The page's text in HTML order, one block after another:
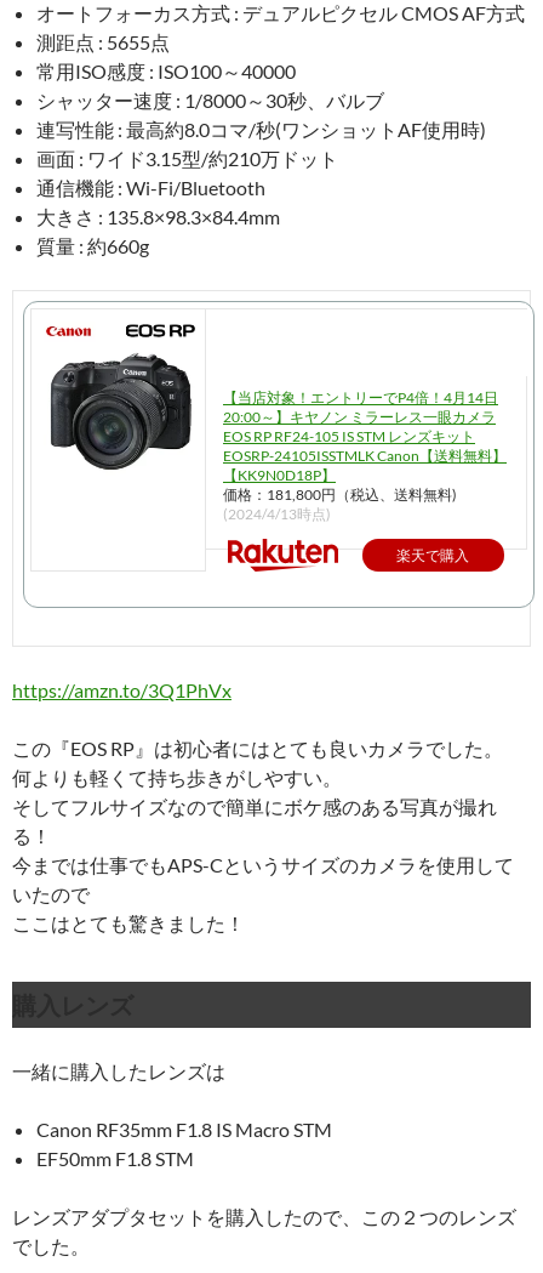
オートフォーカス方式 : デュアルピクセル CMOS AF方式
測距点 : 5655点
常用ISO感度 : ISO100～40000
シャッター速度 : 1/8000～30秒、バルブ
連写性能 : 最高約8.0コマ/秒(ワンショットAF使用時)
画面 : ワイド3.15型/約210万ドット
通信機能 : Wi-Fi/Bluetooth
大きさ : 135.8×98.3×84.4mm
質量 : 約660g
【当店対象！エントリーでP4倍！4月14日
20:00～】キヤノン ミラーレス一眼カメラ
EOS RP RF24-105 IS STM レンズキット
EOSRP-24105ISSTMLK Canon【送料無料】
【KK9N0D18P】
価格：181,800円（税込、送料無料)
(2024/4/13時点)
楽天で購入
https://amzn.to/3Q1PhVx
この『EOS RP』は初心者にはとても良いカメラでした。
何よりも軽くて持ち歩きがしやすい。
そしてフルサイズなので簡単にボケ感のある写真が撮れ
る！
今までは仕事でもAPS-Cというサイズのカメラを使用して
いたので
ここはとても驚きました！
一緒に購入したレンズは
Canon RF35mm F1.8 IS Macro STM
EF50mm F1.8 STM
レンズアダプタセットを購入したので、この２つのレンズ
でした。